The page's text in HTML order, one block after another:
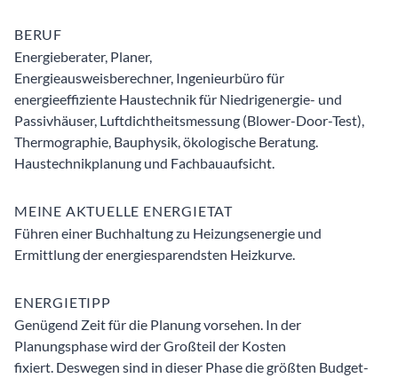
BERUF
Energieberater, Planer,
Energieausweisberechner, Ingenieurbüro für
energieeffiziente Haustechnik für Niedrigenergie- und
Passivhäuser, Luftdichtheitsmessung (Blower-Door-Test),
Thermographie, Bauphysik, ökologische Beratung.
Haustechnikplanung und Fachbauaufsicht.
MEINE AKTUELLE ENERGIETAT
Führen einer Buchhaltung zu Heizungsenergie und
Ermittlung der energiesparendsten Heizkurve.
ENERGIETIPP
Genügend Zeit für die Planung vorsehen. In der
Planungsphase wird der Großteil der Kosten
fixiert. Deswegen sind in dieser Phase die größten Budget-